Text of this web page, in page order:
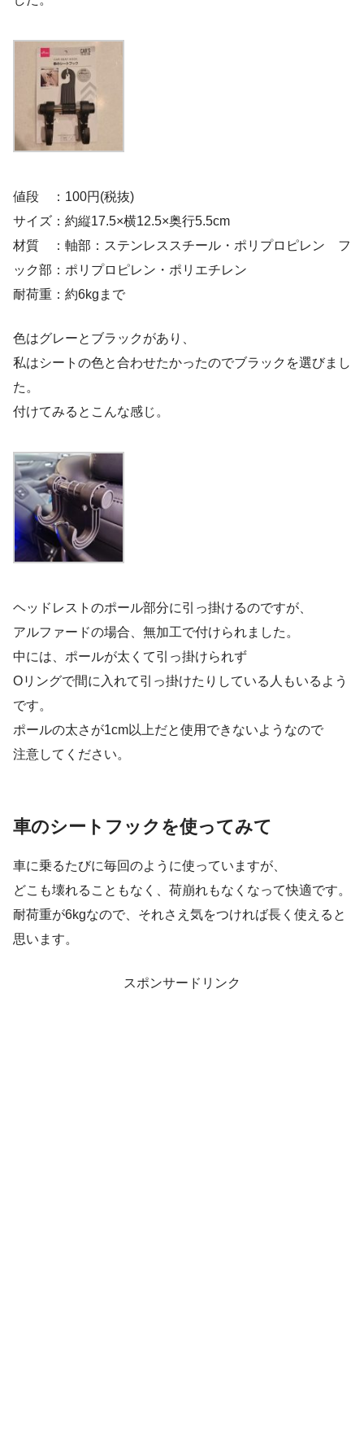
値段 ：100円(税抜)
サイズ：約縦17.5×横12.5×奥行5.5cm
材質 ：軸部：ステンレススチール・ポリプロピレン フ
ック部：ポリプロピレン・ポリエチレン
耐荷重：約6kgまで
色はグレーとブラックがあり、
私はシートの色と合わせたかったのでブラックを選びまし
た。
付けてみるとこんな感じ。
ヘッドレストのポール部分に引っ掛けるのですが、
アルファードの場合、無加工で付けられました。
中には、ポールが太くて引っ掛けられず
Oリングで間に入れて引っ掛けたりしている人もいるよう
です。
ポールの太さが1cm以上だと使用できないようなので
注意してください。
車のシートフックを使ってみて
車に乗るたびに毎回のように使っていますが、
どこも壊れることもなく、荷崩れもなくなって快適です。
耐荷重が6kgなので、それさえ気をつければ長く使えると
思います。
スポンサードリンク